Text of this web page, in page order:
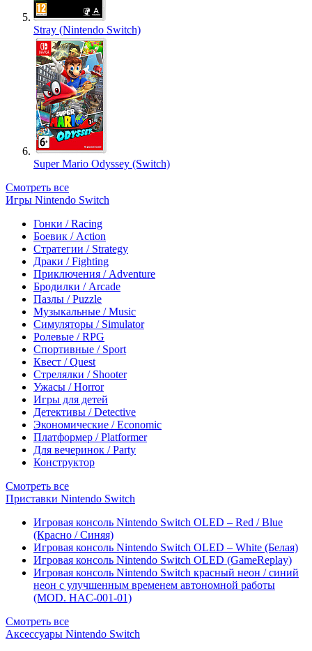
Stray (Nintendo Switch)
Super Mario Odyssey (Switch)
Смотреть все
Игры Nintendo Switch
Гонки / Racing
Боевик / Action
Стратегии / Strategy
Драки / Fighting
Приключения / Adventure
Бродилки / Arcade
Пазлы / Puzzle
Музыкальные / Music
Симуляторы / Simulator
Ролевые / RPG
Спортивные / Sport
Квест / Quest
Стрелялки / Shooter
Ужасы / Horror
Игры для детей
Детективы / Detective
Экономические / Economic
Платформер / Platformer
Для вечеринок / Party
Конструктор
Смотреть все
Приставки Nintendo Switch
Игровая консоль Nintendo Switch OLED – Red / Blue
(Красно / Синяя)
Игровая консоль Nintendo Switch OLED – White (Белая)
Игровая консоль Nintendo Switch OLED (GameReplay)
Игровая консоль Nintendo Switch красный неон / синий
неон с улучшенным временем автономной работы
(MOD. HAC-001-01)
Смотреть все
Аксессуары Nintendo Switch